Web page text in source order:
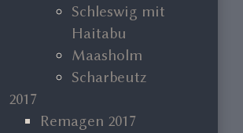
Schleswig mit
Haitabu
Maasholm
Scharbeutz
2017
Remagen 2017